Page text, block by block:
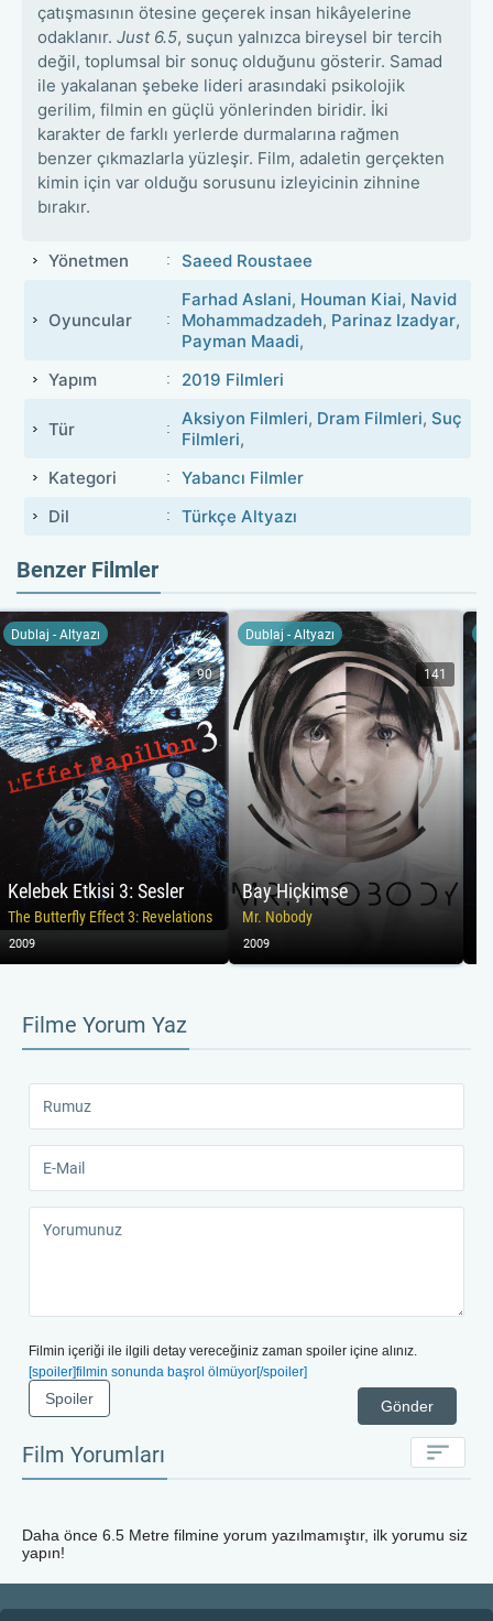
çatışmasının ötesine geçerek insan hikâyelerine
odaklanır. Just 6.5, suçun yalnızca bireysel bir tercih
değil, toplumsal bir sonuç olduğunu gösterir. Samad
ile yakalanan şebeke lideri arasındaki psikolojik
gerilim, filmin en güçlü yönlerinden biridir. İki
karakter de farklı yerlerde durmalarına rağmen
benzer çıkmazlarla yüzleşir. Film, adaletin gerçekten
kimin için var olduğu sorusunu izleyicinin zihnine
bırakır.
Yönetmen Saeed Roustaee
Oyuncular
Farhad Aslani, Houman Kiai, Navid
Mohammadzadeh, Parinaz Izadyar,
Payman Maadi,
Yapım
2019 Filmleri
Tür Aksiyon Filmleri, Dram Filmleri, Suç
Filmleri,
Kategori
Yabancı Filmler
Dil
Türkçe Altyazı
Benzer Filmler
Kelebek Etkisi 3: Sesler
The Butterfly Effect 3: Revelations
Dublaj - Altyazı
90
2009
Bay Hiçkimse
Mr. Nobody
Dublaj - Altyazı
141
2009
Filme Yorum Yaz
Filmin içeriği ile ilgili detay vereceğiniz zaman spoiler içine alınız.
[spoiler]filmin sonunda başrol ölmüyor[/spoiler]
Gönder
Spoiler
Film Yorumları
Daha önce 6.5 Metre filmine yorum yazılmamıştır, ilk yorumu siz
yapın!